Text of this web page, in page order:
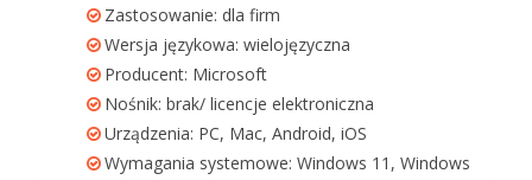
Zastosowanie: dla firm
Wersja językowa: wielojęzyczna
Producent: Microsoft
Nośnik: brak/ licencje elektroniczna
Urządzenia: PC, Mac, Android, iOS
Wymagania systemowe: Windows 11, Windows